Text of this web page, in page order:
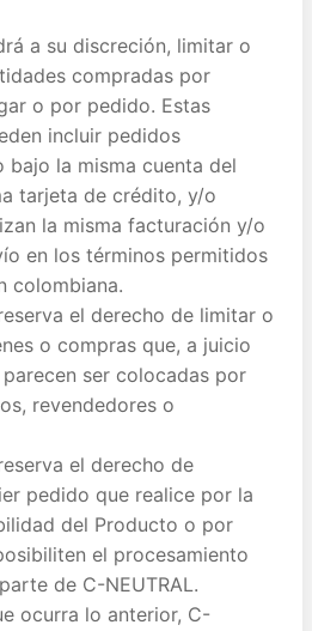
a su discreción, limitar o
compradas por
o por pedido. Estas
incluir pedidos
bajo la misma cuenta del
tarjeta de crédito, y/o
la misma facturación y/o
en los términos permitidos
colombiana.
el derecho de limitar o
o compras que, a juicio
parecen ser colocadas por
revendedores o
el derecho de
pedido que realice por la
del Producto o por
el procesamiento
de C-NEUTRAL.
ocurra lo anterior, C-